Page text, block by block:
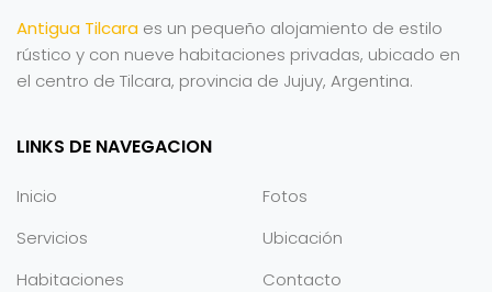
Antigua Tilcara es un pequeño alojamiento de estilo
rústico y con nueve habitaciones privadas, ubicado en
el centro de Tilcara, provincia de Jujuy, Argentina.
LINKS DE NAVEGACION
Inicio
Servicios
Habitaciones
Fotos
Ubicación
Contacto